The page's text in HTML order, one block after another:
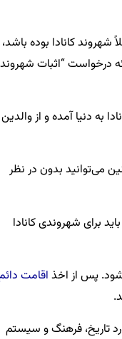
شهروند کانادا بوده باشد،
درخواست “اثبات
به دنیا آمده و از والدین
می‌توانید بدون در نظر
برای شهروندی کانادا
شود. پس از اخذ اقامت
تاریخ، فرهنگ و سیستم